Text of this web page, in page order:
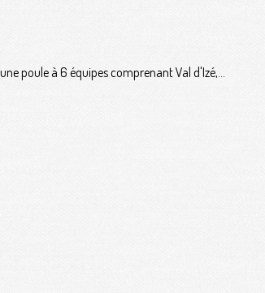
poule à 6 équipes comprenant Val d'Izé,...